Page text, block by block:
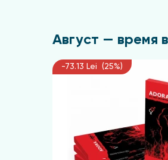
Август — время
-73.13 Lei (25%)